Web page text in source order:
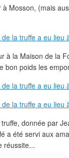
Mosson, (mais
à la Maison de la
bon poids les
donnée par
a été servi aux
réussite...